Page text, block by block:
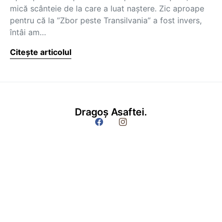
mică scânteie de la care a luat naștere. Zic aproape
pentru că la ”Zbor peste Transilvania” a fost invers,
întâi am…
Citește articolul
Dragoș Asaftei.